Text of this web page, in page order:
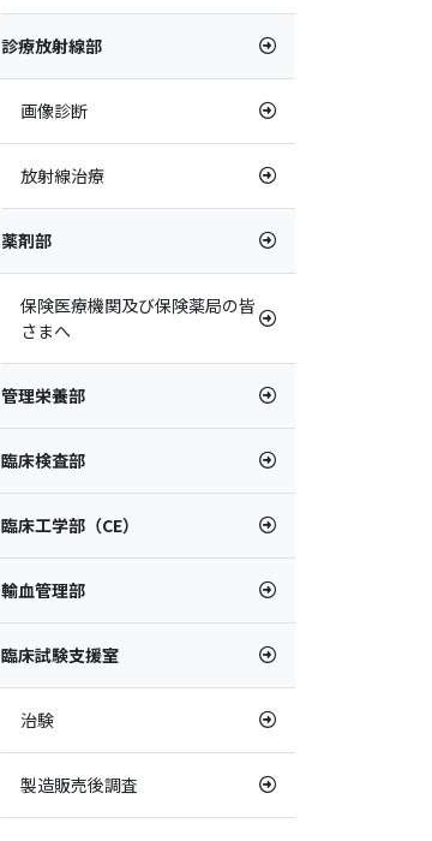
診療放射線部
画像診断
放射線治療
薬剤部
保険医療機関及び保険薬局の皆
さまへ
管理栄養部
臨床検査部
臨床工学部（CE）
輸血管理部
臨床試験支援室
治験
製造販売後調査